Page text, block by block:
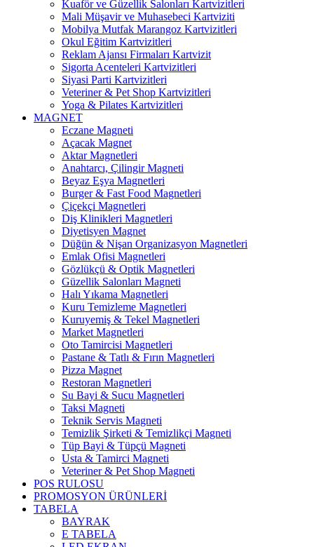
Kuaför ve Güzellik Salonları Kartvizitleri
Mali Müşavir ve Muhasebeci Kartviziti
Mobilya Mutfak Marangoz Kartvizitleri
Okul Eğitim Kartvizitleri
Reklam Ajansı Firmaları Kartvizit
Sigorta Acenteleri Kartvizitleri
Siyasi Parti Kartvizitleri
Veteriner & Pet Shop Kartvizitleri
Yoga & Pilates Kartvizitleri
MAGNET
Eczane Magneti
Açacak Magnet
Aktar Magnetleri
Anahtarcı, Çilingir Magneti
Beyaz Eşya Magnetleri
Burger & Fast Food Magnetleri
Çiçekçi Magnetleri
Diş Klinikleri Magnetleri
Diyetisyen Magnet
Düğün & Nişan Organizasyon Magnetleri
Emlak Ofisi Magnetleri
Gözlükçü & Optik Magnetleri
Güzellik Salonları Magneti
Halı Yıkama Magnetleri
Kuru Temizleme Magnetleri
Kuruyemiş & Tekel Magnetleri
Market Magnetleri
Oto Tamircisi Magnetleri
Pastane & Tatlı & Fırın Magnetleri
Pizza Magnet
Restoran Magnetleri
Su Bayi & Sucu Magnetleri
Taksi Magneti
Teknik Servis Magneti
Temizlik Şirketi & Temizlikçi Magneti
Tüp Bayi & Tüpçü Magneti
Usta & Tamirci Magneti
Veteriner & Pet Shop Magneti
POS RULOSU
PROMOSYON ÜRÜNLERİ
TABELA
BAYRAK
E TABELA